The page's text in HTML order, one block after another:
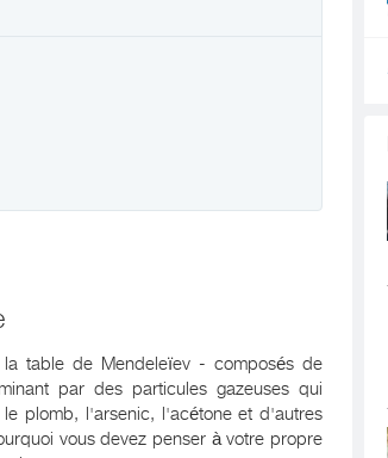
table de Mendeleïev - composés de
par des particules gazeuses qui
plomb, l'arsenic, l'acétone et d'autres
vous devez penser à votre propre